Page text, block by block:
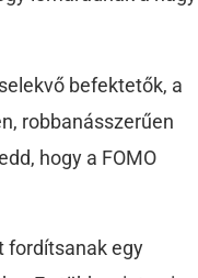
befektetők, a
robbanásszerűen
hogy a FOMO
fordítsanak egy